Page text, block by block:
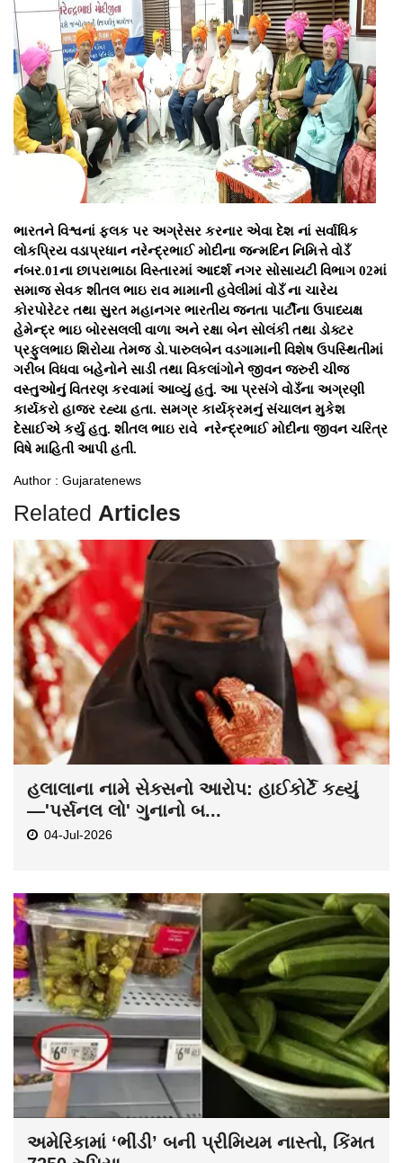
ભારતને વિશ્વનાં ફલક પર અગ્રેસર કરનાર એવા દેશ નાં સર્વાધિક
લોકપ્રિય વડાપ્રધાન નરેન્દ્રભાઈ મોદીના જન્મદિન નિમિત્તે વોડઁ
નંબર.01ના છાપરાભાઠા વિસ્તારમાં આદર્શ નગર સોસાયટી વિભાગ 02માં
સમાજ સેવક શીતલ ભાઇ રાવ મામાની હવેલીમાં વોડઁ ના ચારેય
કોરપોરેટર તથા સુરત મહાનગર ભારતીય જનતા પાર્ટીના ઉપાધ્યક્ષ
હેમેન્દ્ર ભાઇ બોરસલલી વાળા અને રક્ષા બેન સોલંકી તથા ડોક્ટર
પ્રફુલભાઇ શિરોયા તેમજ ડો.પારુલબેન વડગામાની વિશેષ ઉપસ્થિતીમાં
ગરીબ વિધવા બહેનોને સાડી તથા વિકલાંગોને જીવન જરુરી ચીજ
વસ્તુઓનું વિતરણ કરવામાં આવ્યું હતું. આ પ્રસંગે વોડઁના અગ્રણી
કાર્યકરો હાજર રહ્યા હતા. સમગ્ર કાર્યક્રમનું સંચાલન મુકેશ
દેસાઈએ કર્યુ હતુ. શીતલ ભાઇ રાવે નરેન્દ્રભાઈ મોદીના જીવન ચરિત્ર
વિષે માહિતી આપી હતી.
Author : Gujaratenews
Related Articles
હલાલાના નામે સેક્સનો આરોપ: હાઈકોર્ટે કહ્યું
—'પર્સનલ લો' ગુનાનો બ...
04-Jul-2026
અમેરિકામાં ‘ભીંડી’ બની પ્રીમિયમ નાસ્તો, કિંમત